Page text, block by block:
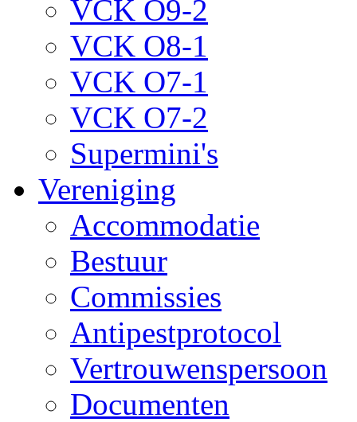
VCK O9-2
VCK O8-1
VCK O7-1
VCK O7-2
Supermini's
Vereniging
Accommodatie
Bestuur
Commissies
Antipestprotocol
Vertrouwenspersoon
Documenten